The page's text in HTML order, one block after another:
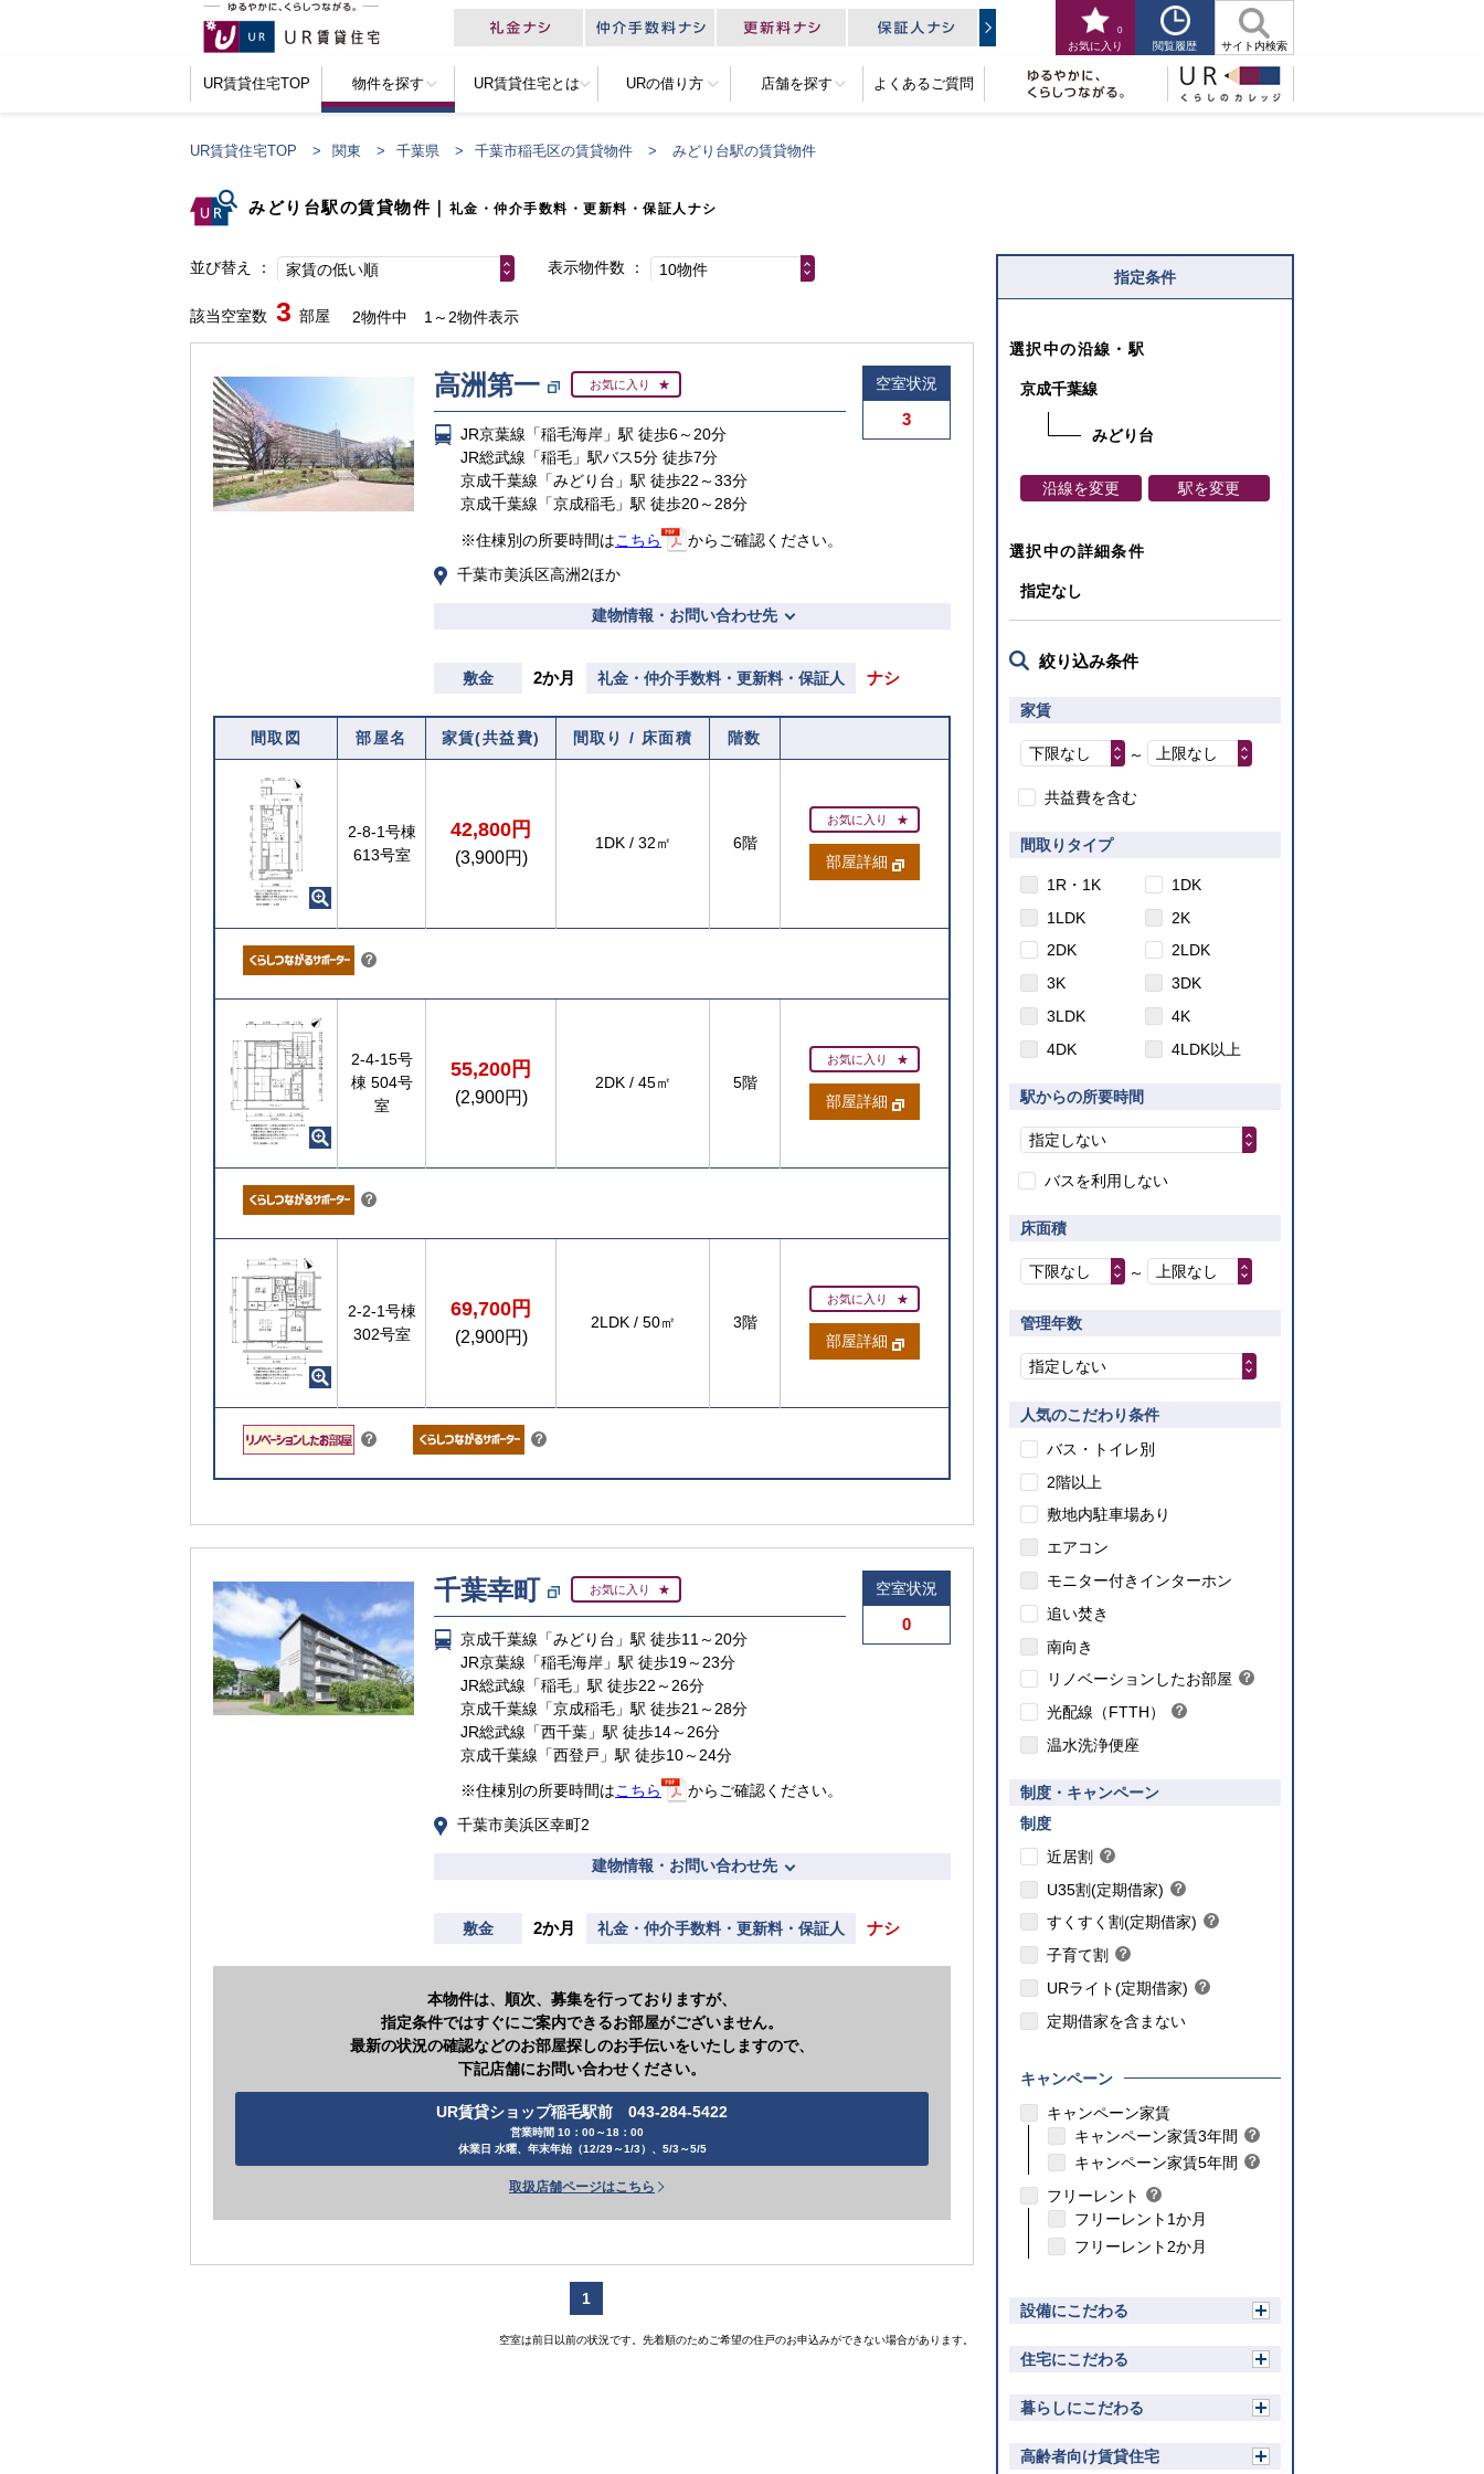
お気に入り
0
閲覧履歴 サイト内検索
UR賃貸住宅TOP 物件を探す UR賃貸住宅とは URの借り方 店舗を探す よくあるご質問
UR賃貸住宅TOP 関東 千葉県 千葉市稲毛区の賃貸物件 みどり台駅の賃貸物件
みどり台駅の賃貸物件 ｜ 礼金・仲介手数料・更新料・保証人ナシ
並び替え 家賃の低い順 表示物件数 10物件
該当空室数 3 部屋 2物件中 1～2物件表示
高洲第一 お気に入り
JR京葉線「稲毛海岸」駅 徒歩6～20分
JR総武線「稲毛」駅バス5分 徒歩7分
京成千葉線「みどり台」駅 徒歩22～33分
京成千葉線「京成稲毛」駅 徒歩20～28分
※住棟別の所要時間はこちら
からご確認ください。
千葉市美浜区高洲2ほか
空室状況
3
建物情報・お問い合わせ先
敷金 2か月 礼金・仲介手数料・更新料・保証人 ナシ
間取図 部屋名 家賃(共益費) 間取り / 床面積 階数
2-8-1号棟
613号室
42,800円
(3,900円)
1DK / 32㎡ 6階
お気に入り
部屋詳細
？
こちら
2-4-15号
棟 504号
室
55,200円
(2,900円)
2DK / 45㎡ 5階
お気に入り
部屋詳細
？
こちら
2-2-1号棟
302号室
69,700円
(2,900円)
2LDK / 50㎡ 3階
お気に入り
部屋詳細
？
こちら
？
こちら
千葉幸町 お気に入り
京成千葉線「みどり台」駅 徒歩11～20分
JR京葉線「稲毛海岸」駅 徒歩19～23分
JR総武線「稲毛」駅 徒歩22～26分
京成千葉線「京成稲毛」駅 徒歩21～28分
JR総武線「西千葉」駅 徒歩14～26分
京成千葉線「西登戸」駅 徒歩10～24分
※住棟別の所要時間はこちら
からご確認ください。
千葉市美浜区幸町2
空室状況
0
建物情報・お問い合わせ先
敷金 2か月 礼金・仲介手数料・更新料・保証人 ナシ
本物件は、順次、募集を行っておりますが、
指定条件ではすぐにご案内できるお部屋がございません。
最新の状況の確認などのお部屋探しのお手伝いをいたしますので、
下記店舗にお問い合わせください。
UR賃貸ショップ稲毛駅前 043-284-5422
営業時間 10：00～18：00
休業日 水曜、年末年始（12/29～1/3）、5/3～5/5
取扱店舗ページはこちら
1
空室は前日以前の状況です。先着順のためご希望の住戸のお申込みができない場合があります。
指定条件
選択中の沿線・駅
京成千葉線
みどり台
沿線を変更 駅を変更
選択中の詳細条件
指定なし
絞り込み条件
家賃
下限なし ～ 上限なし
共益費を含む
間取りタイプ
1R・1K
1DK
1LDK
2K
2DK
2LDK
3K
3DK
3LDK
4K
4DK
4LDK以上
駅からの所要時間
指定しない
バスを利用しない
床面積
下限なし ～ 上限なし
管理年数
指定しない
人気のこだわり条件
バス・トイレ別
2階以上
敷地内駐車場あり
エアコン
モニター付きインターホン
追い焚き
南向き
リノベーションしたお部屋 ？
光配線（FTTH） ？
賃貸住宅のインターネット対応について
温水洗浄便座
制度・キャンペーン
制度
近居割
？
ン
ト
こちら
U35割(定期借家) ？
ン
【ご入居要件あり】35歳以下の方限定
こちら
すくすく割(定期借家) ？
ト
【ご入居要件あり】満18歳未満のお子様を
扶養、もしくはご妊娠されている方限定
こちら
子育て割 ？
ン
ト
【ご入居要件あり】子育て世帯や新婚世帯
こちら
URライト(定期借家) ？
こちら
定期借家を含まない
キャンペーン
キャンペーン家賃
キャンペーン家賃3年間 ？
ヒ
キャンペーン家賃5年間 ？
こちら
フリーレント ？
ヒ
ト
こちら
フリーレント1か月
フリーレント2か月
設備にこだわる
く住宅にこだわる
く暮らしにこだわる
く高齢者向け賃貸住宅